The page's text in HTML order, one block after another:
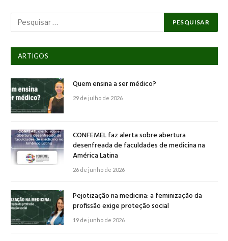
ARTIGOS
Quem ensina a ser médico?
29 de julho de 2026
CONFEMEL faz alerta sobre abertura
desenfreada de faculdades de medicina na
América Latina
26 de junho de 2026
Pejotização na medicina: a feminização da
profissão exige proteção social
19 de junho de 2026